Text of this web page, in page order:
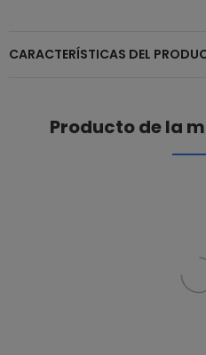
CARACTERÍSTICAS DEL
Producto de la